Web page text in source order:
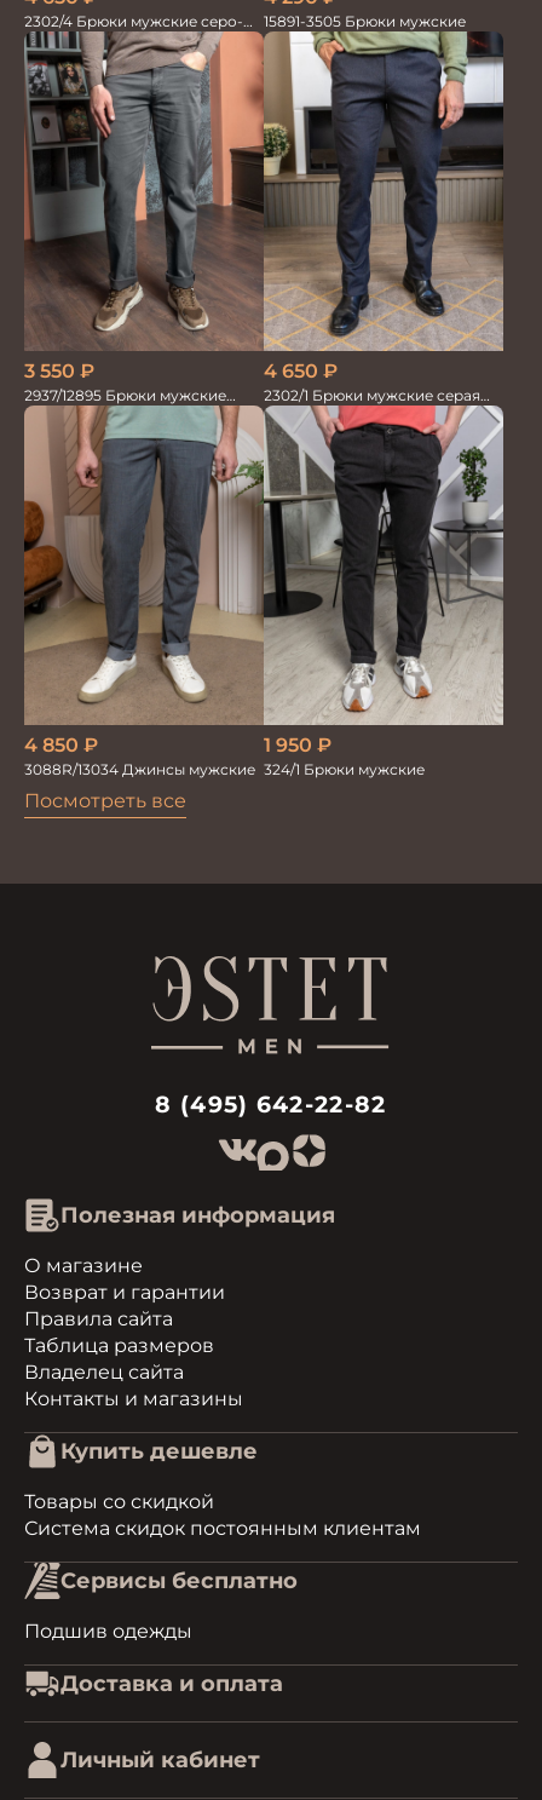
Посмотреть все
2302/4 Брюки мужские серо-
синие
15891-3505 Брюки мужские
3 550 ₽
2937/12895 Брюки мужские
RUBY серые
4 650 ₽
2302/1 Брюки мужские серая
елка
4 850 ₽
3088R/13034 Джинсы мужские
1 950 ₽
324/1 Брюки мужские
8 (495) 642-22-82
Полезная информация
О магазине
Возврат и гарантии
Правила сайта
Таблица размеров
Владелец сайта
Контакты и магазины
Купить дешевле
Товары со скидкой
Система скидок постоянным клиентам
Сервисы бесплатно
Подшив одежды
Доставка и оплата
Личный кабинет